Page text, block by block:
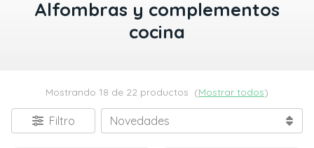
Alfombras y complementos
cocina
Mostrando 18 de 22 productos (Mostrar todos)
Filtro